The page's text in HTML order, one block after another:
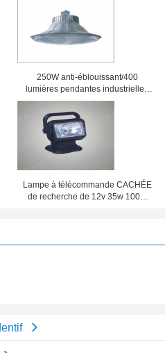
250W anti-éblouissant/400
lumières pendantes industrielles
de W, lampe de plafond de
MH/HPS
Lampe à télécommande CACHÉE
de recherche de 12v 35w 100m